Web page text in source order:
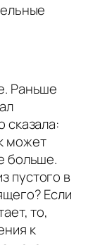
Раньше
сказала:
может
больше.
пустого в
Если
то,
к